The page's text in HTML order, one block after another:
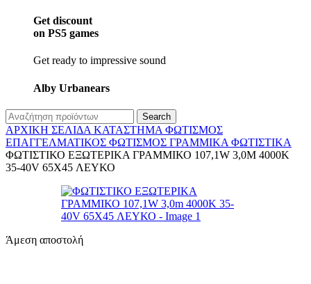
Get discount
on PS5 games
Get ready to impressive sound
Alby Urbanears
Search
ΑΡΧΙΚΉ ΣΕΛΊΔΑ ΚΑΤΆΣΤΗΜΑ ΦΩΤΙΣΜΌΣ
ΕΠΑΓΓΕΛΜΑΤΙΚΟΣ ΦΩΤΙΣΜΌΣ ΓΡΑΜΜΙΚΆ ΦΩΤΙΣΤΙΚΆ
ΦΩΤΙΣΤΙΚΟ ΕΞΩΤΕΡΙΚΑ ΓΡΑΜΜΙΚΟ 107,1W 3,0M 4000K
35-40V 65X45 ΛΕΥΚΟ
Άμεση αποστολή